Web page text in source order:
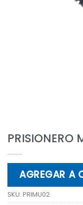
PRISIONERO
AGREGAR A
SKU: PRIMU02